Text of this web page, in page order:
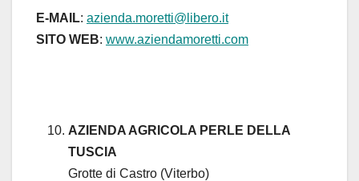
E-MAIL: azienda.moretti@libero.it
SITO WEB: www.aziendamoretti.com
AZIENDA AGRICOLA PERLE DELLA
TUSCIA
Grotte di Castro (Viterbo)